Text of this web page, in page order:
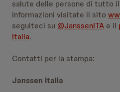
salute delle persone di tutto
informazioni visitate il sito
seguiteci su @JanssenITA e il
Italia.
Contatti per la stampa:
Janssen Italia